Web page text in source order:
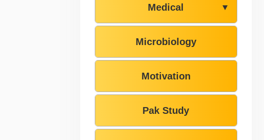
Medical ▼
Microbiology
Motivation
Pak Study